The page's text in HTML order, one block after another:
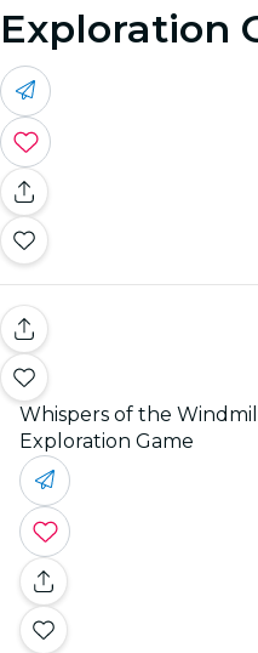
Exploration
Whispers of the
Exploration Game